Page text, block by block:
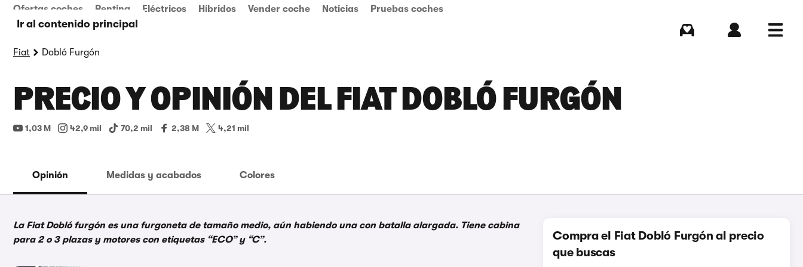
Ir al contenido principal
Ofertas coches Renting Eléctricos Híbridos Vender coche Noticias Pruebas coches
Fiat Dobló Furgón
PRECIO Y OPINIÓN DEL FIAT DOBLÓ FURGÓN
1,03 M 42,9 mil 70,2 mil 2,38 M 4,21 mil
Opinión Medidas y acabados Colores
La Fiat Dobló furgón es una furgoneta de tamaño medio, aún habiendo una con batalla alargada. Tiene cabina
para 2 o 3 plazas y motores con etiquetas “ECO” y “C”.
Compra el Fiat Dobló Furgón al precio
que buscas